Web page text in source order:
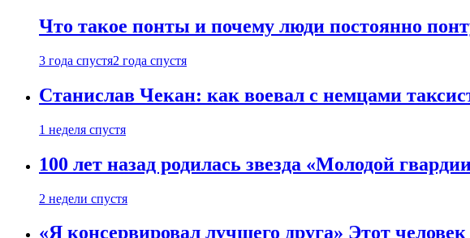
Что такое понты и почему люди постоянно
3 года спустя2 года спустя
Станислав Чекан: как воевал с немцами
1 неделя спустя
100 лет назад родилась звезда «Молодой
2 недели спустя
«Я консервировал лучшего друга» Этот